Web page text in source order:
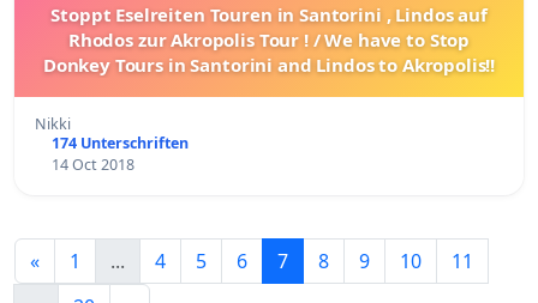
Stoppt Eselreiten Touren in Santorini , Lindos auf
Rhodos zur Akropolis Tour ! / We have to Stop
Donkey Tours in Santorini and Lindos to Akropolis!!
Nikki
174 Unterschriften
14 Oct 2018
« 1 ... 4 5 6 7 8 9 10
11